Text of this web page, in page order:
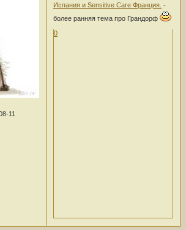
11
Испания и Sensitive Carе Франция. -
более ранняя тема про Грандорф
0